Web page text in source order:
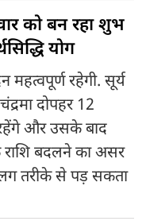
को बन रहा शुभ
योग
महत्वपूर्ण रहेगी. सूर्य
दोपहर 12
और उसके बाद
राशि बदलने का असर
तरीके से पड़ सकता